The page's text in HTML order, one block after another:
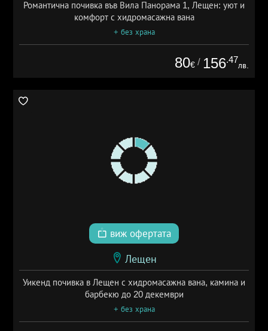
Романтична почивка във Вила Панорама 1, Лещен: уют и
комфорт с хидромасажна вана
+ без храна
80€ / 156.47
лв.
виж офертата
Лещен
Уикенд почивка в Лещен с хидромасажна вана, камина и
барбекю до 20 декември
+ без храна